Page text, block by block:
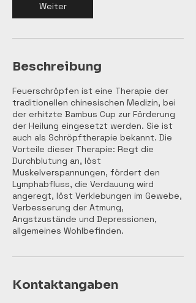
Weiter
Beschreibung
Feuerschröpfen ist eine Therapie der
traditionellen chinesischen Medizin, bei
der erhitzte Bambus Cup zur Förderung
der Heilung eingesetzt werden. Sie ist
auch als Schröpftherapie bekannt. Die
Vorteile dieser Therapie: Regt die
Durchblutung an, löst
Muskelverspannungen, fördert den
Lymphabfluss, die Verdauung wird
angeregt, löst Verklebungen im Gewebe,
Verbesserung der Atmung,
Angstzustände und Depressionen,
allgemeines Wohlbefinden.
Kontaktangaben